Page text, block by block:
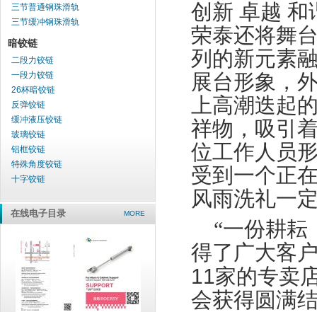
三节普通钢珠滑轨
三节缓冲钢珠滑轨
暗铰链
二段力铰链
一段力铰链
26杯暗铰链
反弹铰链
缓冲液压铰链
玻璃铰链
铝框铰链
特殊角度铰链
十字铰链
在线电子目录 MORE
创新 卓越 和
荣泰还将舞
列的新元素
展台形象，
上高潮迭起
祥物，吸引
位工作人员
受到一个正
风雨洗礼一
“一份耕耘
得了广大客
11家的专卖
会获得圆满